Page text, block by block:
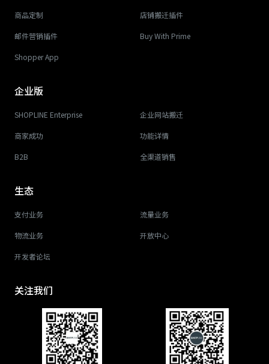
商品定制 店铺搬迁插件
邮件营销插件 Buy With Prime
Shopper App
企业版
SHOPLINE Enterprise 企业网站搬迁
商家成功 功能详情
B2B 全渠道销售
生态
支付业务 流量业务
物流业务 开放中心
开发者论坛
关注我们